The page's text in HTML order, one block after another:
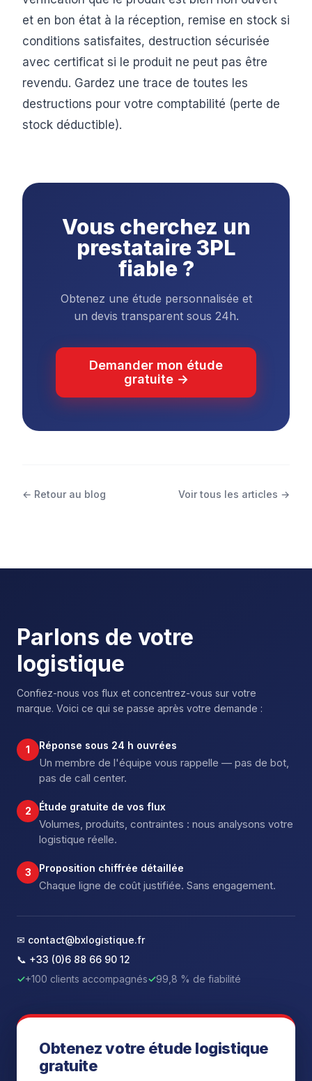
et en bon état à la réception, remise en stock si
conditions satisfaites, destruction sécurisée
avec certificat si le produit ne peut pas être
revendu. Gardez une trace de toutes les
destructions pour votre comptabilité (perte de
stock déductible).
Vous cherchez un
prestataire 3PL
fiable ?
Obtenez une étude personnalisée et
un devis transparent sous 24h.
Demander mon étude
gratuite →
← Retour au blog Voir tous les articles →
Parlons de votre
logistique
Confiez-nous vos flux et concentrez-vous sur votre
marque. Voici ce qui se passe après votre demande :
1 Réponse sous 24 h ouvrées
Un membre de l'équipe vous rappelle — pas de bot,
pas de call center.
2 Étude gratuite de vos flux
Volumes, produits, contraintes : nous analysons votre
logistique réelle.
3 Proposition chiffrée détaillée
Chaque ligne de coût justifiée. Sans engagement.
✉ contact@bxlogistique.fr
📞 +33 (0)6 88 66 90 12
✓+100 clients accompagnés✓99,8 % de fiabilité
Obtenez votre étude logistique
gratuite